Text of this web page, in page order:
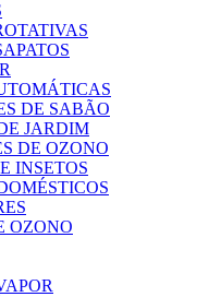
DE SABÃO
JARDIM
DE OZONO
INSETOS
OZONO